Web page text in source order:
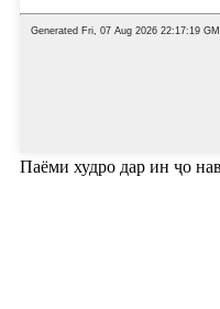
Паёми худро дар ин ҷо